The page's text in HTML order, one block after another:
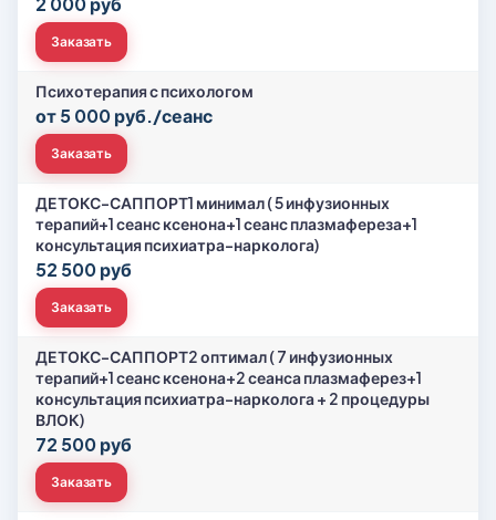
Заказать
Психотерапия с психологом
от 5 000 руб./сеанс
Заказать
ДЕТОКС-САППОРТ1 минимал ( 5 инфузионных
терапий+1 сеанс ксенона+1 сеанс плазмафереза+1
консультация психиатра-нарколога)
52 500 руб
Заказать
ДЕТОКС-САППОРТ2 оптимал ( 7 инфузионных
терапий+1 сеанс ксенона+2 сеанса плазмаферез+1
консультация психиатра-нарколога + 2 процедуры
ВЛОК)
72 500 руб
Заказать